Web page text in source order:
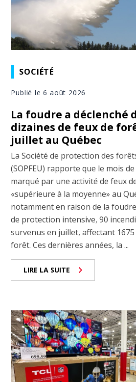
SOCIÉTÉ
Publié le 6 août 2026
La foudre a déclenché
dizaines de feux de
juillet au Québec
La Société de protection des
(SOPFEU) rapporte que le mois
marqué par une activité de feux
«supérieure à la moyenne» au
notamment en raison de la
de protection intensive, 90
survenus en juillet, affectant
forêt. Ces dernières années, la ...
LIRE LA SUITE